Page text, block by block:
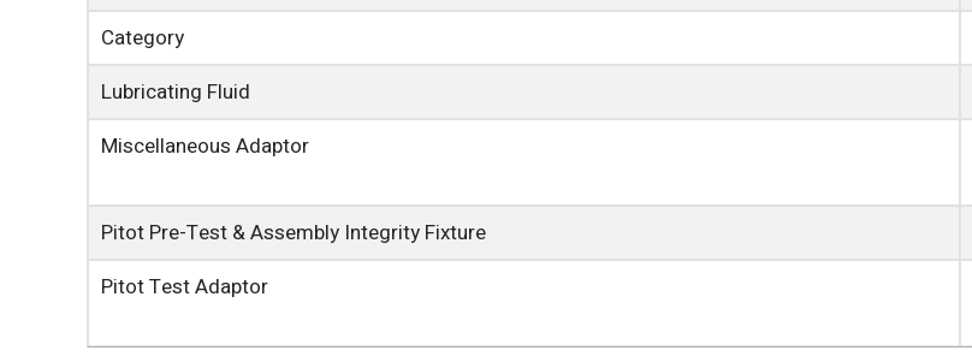
Category
Lubricating Fluid
Miscellaneous Adaptor
Pitot Pre-Test & Assembly Integrity Fixture
Pitot Test Adaptor